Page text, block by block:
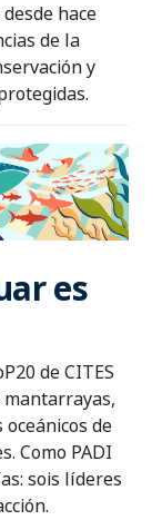
hace
de la
y
es
de CITES
de
Como PADI
sois líderes